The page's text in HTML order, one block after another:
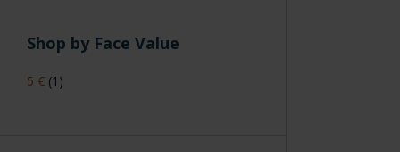
Shop by Face Value
5 € (1)